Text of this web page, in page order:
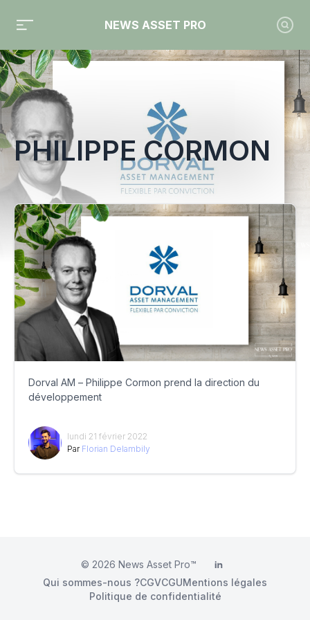
NEWS ASSET PRO
Toute l'actualité sur le tag "Philippe Cormon"
PHILIPPE CORMON
Dorval AM – Philippe Cormon prend la direction du
développement
lundi 21 février 2022
Par Florian Delambily
© 2026 News Asset Pro™ LinkedIn
Qui sommes-nous ?CGVCGUMentions légales
Politique de confidentialité